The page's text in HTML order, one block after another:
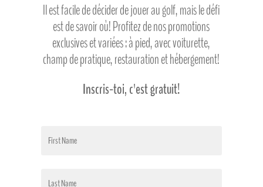
Il est facile de décider de jouer au golf, mais le défi
est de savoir où! Profitez de nos promotions
exclusives et variées : à pied, avec voiturette,
champ de pratique, restauration et hébergement!
Inscris-toi, c'est gratuit!